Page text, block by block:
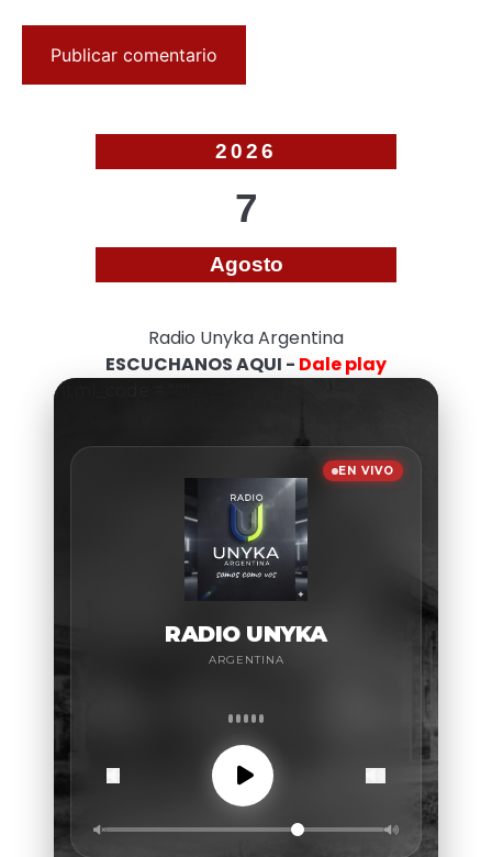
2026
7
Agosto
Radio Unyka Argentina
ESCUCHANOS AQUI - Dale play